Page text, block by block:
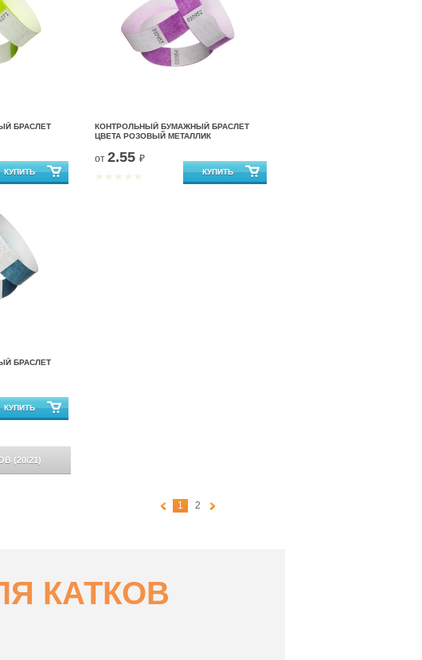
БРАСЛЕТ
КОНТРОЛЬНЫЙ БУМАЖНЫЙ БРАСЛЕТ
ЦВЕТА РОЗОВЫЙ МЕТАЛЛИК
от 2.55 ₽
БРАСЛЕТ
(20/21)
1 2
КАТКОВ